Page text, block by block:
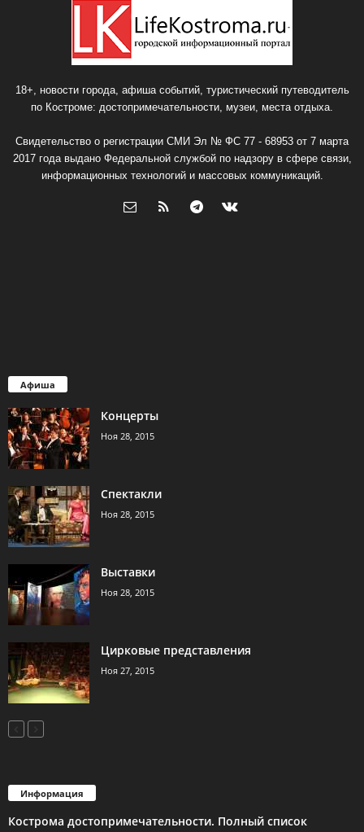
18+, новости города, афиша событий, туристический путеводитель
по Костроме: достопримечательности, музеи, места отдыха.
Свидетельство о регистрации СМИ Эл № ФС 77 - 68953 от 7 марта
2017 года выдано Федеральной службой по надзору в сфере связи,
информационных технологий и массовых коммуникаций.
Афиша
Концерты
Ноя 28, 2015
Спектакли
Ноя 28, 2015
Выставки
Ноя 28, 2015
Цирковые представления
Ноя 27, 2015
Информация
Кострома достопримечательности. Полный список